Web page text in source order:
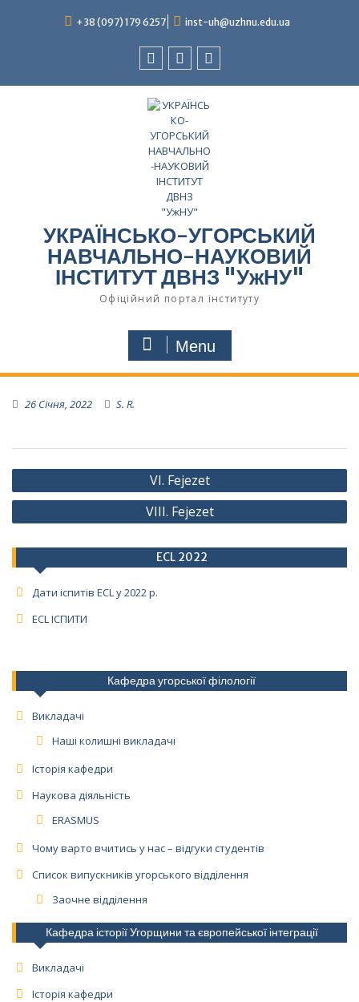
+38 (097) 179 6257 inst-uh@uzhnu.edu.ua
УКРАЇНСЬКО-УГОРСЬКИЙ
НАВЧАЛЬНО-НАУКОВИЙ
ІНСТИТУТ ДВНЗ "УжНУ"
Офіційний портал інституту
Menu
26 Січня, 2022 S. R.
Навігація
записів
VI. Fejezet
VIII. Fejezet
ECL 2022
Дати іспитів ECL у 2022 р.
ECL ІСПИТИ
Кафедра угорської філології
Викладачі
Наші колишні викладачі
Історія кафедри
Наукова діяльність
ERASMUS
Чому варто вчитись у нас – відгуки студентів
Список випускників угорського відділення
Заочне відділення
Кафедра історії Угорщини та європейської інтеграції
Викладачі
Історія кафедри